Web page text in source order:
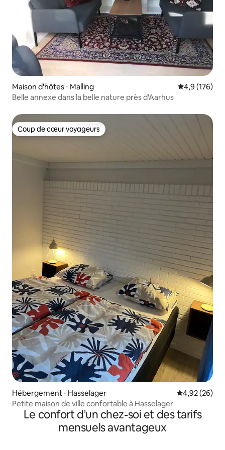
Maison d'hôtes ⋅ Malling Évaluation
4,9 (176)
Belle annexe dans la belle nature près d'Aarhus
Coup de cœur voyageurs
Coup de cœur voyageurs
Hébergement ⋅ Hasselager Évaluation
4,92 (26)
Petite maison de ville confortable à Hasselager
Le confort d'un chez-soi et des tarifs
mensuels avantageux